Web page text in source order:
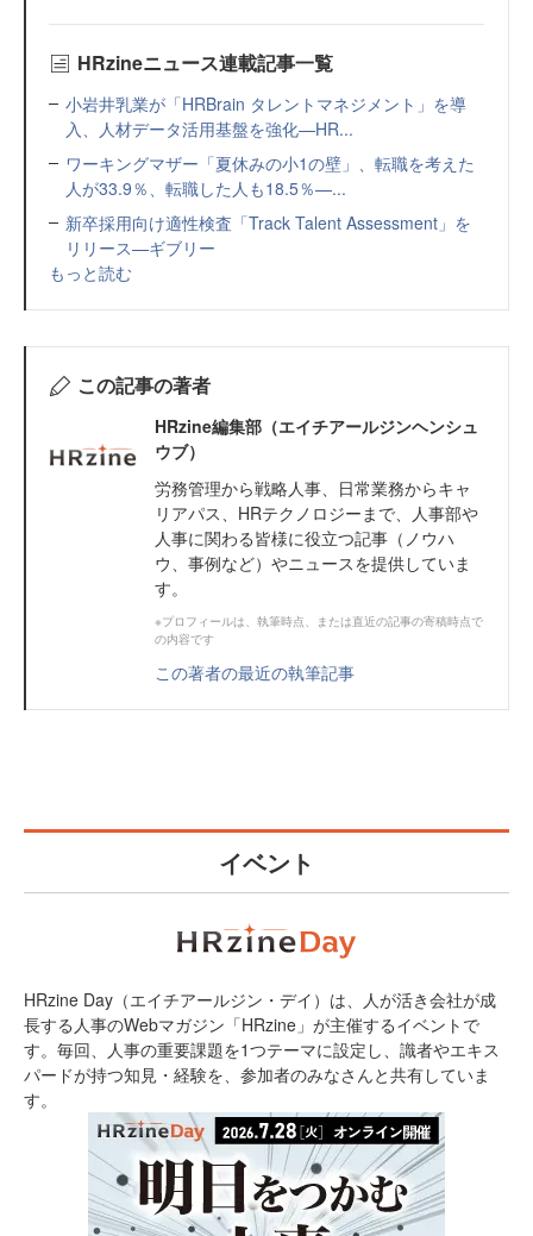
HRzineニュース連載記事一覧
小岩井乳業が「HRBrain タレントマネジメント」を導
入、人材データ活用基盤を強化—HR...
ワーキングマザー「夏休みの小1の壁」、転職を考えた
人が33.9％、転職した人も18.5％—...
新卒採用向け適性検査「Track Talent Assessment」を
リリース—ギブリー
もっと読む
この記事の著者
HRzine編集部（エイチアールジンヘンシュ
ウブ）
労務管理から戦略人事、日常業務からキャ
リアパス、HRテクノロジーまで、人事部や
人事に関わる皆様に役立つ記事（ノウハ
ウ、事例など）やニュースを提供していま
す。
※プロフィールは、執筆時点、または直近の記事の寄稿時点で
の内容です
この著者の最近の執筆記事
イベント
HRzine Day（エイチアールジン・デイ）は、人が活き会社が成
長する人事のWebマガジン「HRzine」が主催するイベントで
す。毎回、人事の重要課題を1つテーマに設定し、識者やエキス
パードが持つ知見・経験を、参加者のみなさんと共有していま
す。